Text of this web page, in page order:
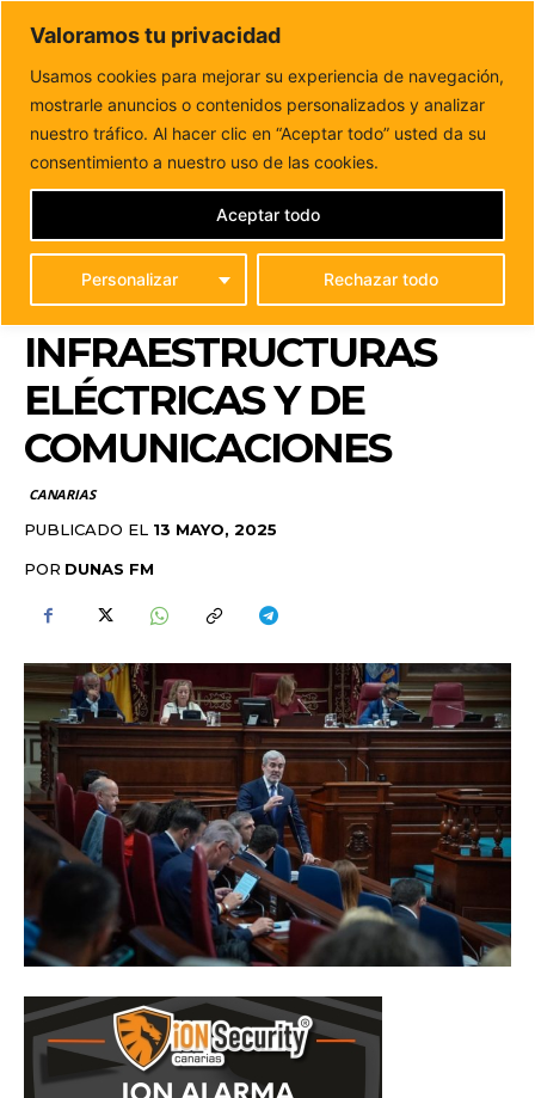
Valoramos tu privacidad
Usamos cookies para mejorar su experiencia de navegación,
mostrarle anuncios o contenidos personalizados y analizar
nuestro tráfico. Al hacer clic en “Aceptar todo” usted da su
consentimiento a nuestro uso de las cookies.
Personalizar Rechazar todo
Aceptar todo
DUNAS FM
Tu informacion de forma cercana
Inicio CANARIAS
Clavijo resalta el trabajo del Gobierno
para mejorar las infraestructuras eléctricas y...
CLAVIJO RESALTA EL
TRABAJO DEL
GOBIERNO PARA
MEJORAR LAS
INFRAESTRUCTURAS
ELÉCTRICAS Y DE
COMUNICACIONES
CANARIAS
PUBLICADO EL 13 MAYO, 2025
POR DUNAS FM